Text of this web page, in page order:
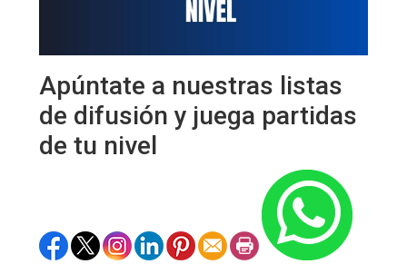
Apúntate a nuestras listas
de difusión y juega partidas
de tu nivel